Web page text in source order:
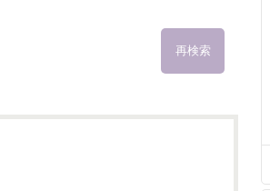
再検索